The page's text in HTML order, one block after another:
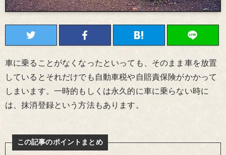
車に乗ることがなくなったといっても、そのまま車を放置
しているとそれだけでも自動車税や自賠責保険がかかって
しまいます。一時的もしくは永久的に車に乗らない時に
は、抹消登録という方法もあります。
この記事のポイントまとめ